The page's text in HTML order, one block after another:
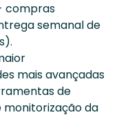
compras
semanal de
mais avançadas
de
monitorização da